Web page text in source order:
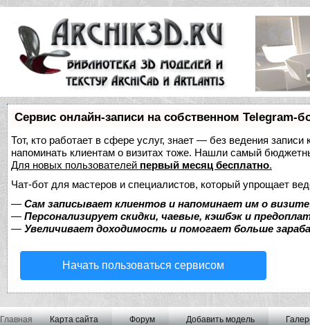
Сервис онлайн-записи на собственном Telegram-
Тот, кто работает в сфере услуг, знает — без ведения
напоминать клиентам о визитах тоже. Нашли самый
Для новых пользователей первый месяц бесплатно.
Чат-бот для мастеров и специалистов, который упрощает
— Сам записывает клиентов и напоминает им о
— Персонализирует скидки, чаевые, кэшбэк и
— Увеличивает доходимость и помогает больше
Начать пользоваться сервисом
Главная Карта сайта Форум Добавить модель